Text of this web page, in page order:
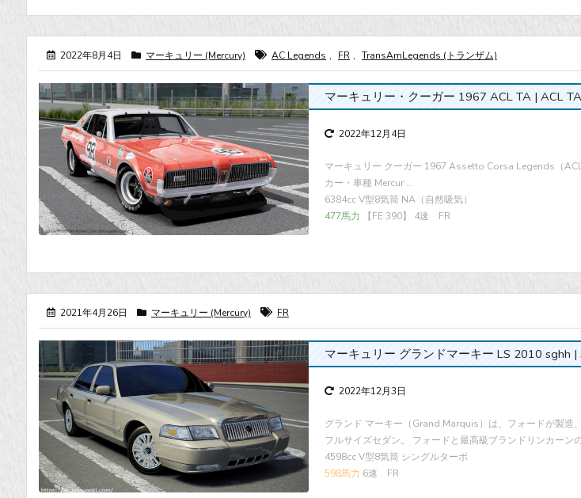
2022年8月4日 マーキュリー (Mercury) AC Legends , FR , TransAmLegends (トランザム)
マーキュリー・クーガー 1967 ACL TA | ACL
2022年12月4日
マーキュリー クーガー 1967 Assetto Corsa Legends（
カー・車種 Mercur ...
6384cc V型8気筒 NA（自然吸気）
477馬力 【FE 390】 4速 FR
2021年4月26日 マーキュリー (Mercury) FR
マーキュリー グランドマーキー LS 2010 sghh
2022年12月3日
グランド マーキー（Grand Marquis）は、フォードが製造
フルサイズセダン。 フォードと最高級ブランドリンカーン
4598cc V型8気筒 シングルターボ
598馬力 6速 FR